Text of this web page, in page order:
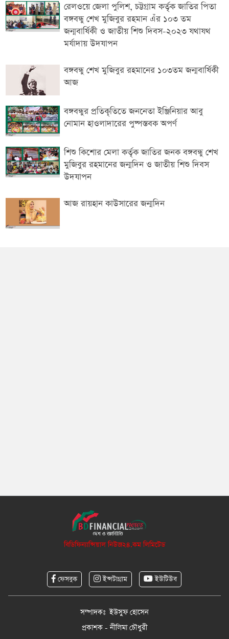
রেলওয়ে জেলা পুলিশ, চট্টগ্রাম কর্তৃক জাতির পিতা
বঙ্গবন্ধু শেখ মুজিবুর রহমান এঁর ১০৩ তম
জন্মবার্ষিকী ও জাতীয় শিশু দিবস-২০২৩ যথাযথ
মর্যাদায় উদযাপন
বঙ্গবন্ধু শেখ মুজিবুর রহমানের ১০৩তম জন্মবার্ষিকী
আজ
বঙ্গবন্ধুর প্রতিকৃতিতে জননেতা ইঞ্জিনিয়ার আবু
নোমান হাওলাদারের পুষ্পস্তবক অপর্ণ
শিশু কিশোর মেলা কর্তৃক জাতির জনক বঙ্গবন্ধু শেখ
মুজিবুর রহমানের জন্মদিন ও জাতীয় শিশু দিবস
উদযাপন
আজ রায়হান কাউসারের জন্মদিন
বিডিফিন্যান্সিয়াল নিউজ২৪.কম লিমিটেড
ফেসবুক ইন্সটাগ্রাম ইউটিউব
সম্পাদকঃ ইউসুফ হোসেন
প্রকাশক - নীলিমা চৌধুরী